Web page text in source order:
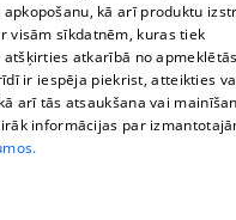
kā arī produktu
visām sīkdatnēm, kuras tiek
atkarībā no
ir iespēja piekrist, atteikties
arī tās atsaukšana vai
informācijas par